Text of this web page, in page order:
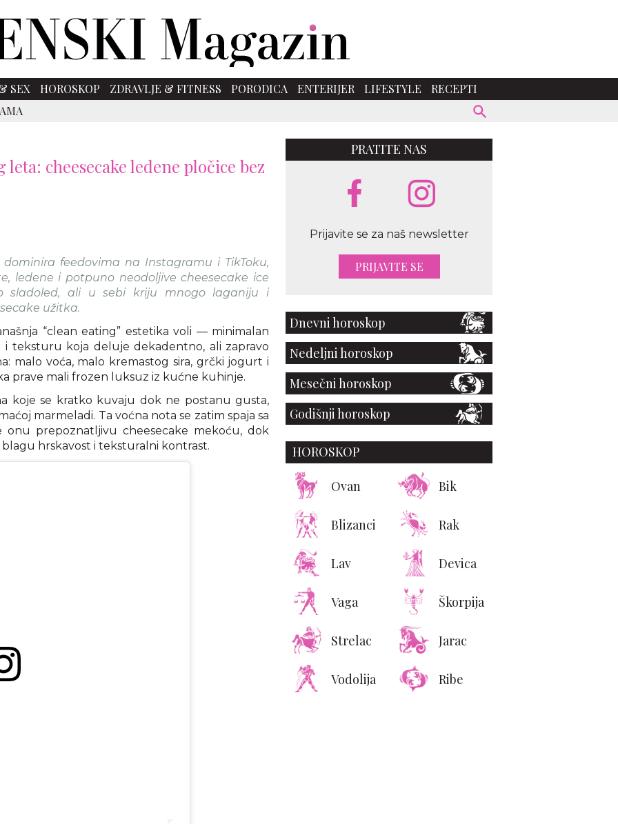
SEX HOROSKOP ZDRAVLJE & FITNESS PORODICA ENTERIJER LIFESTYLE
RECEPTI
cheesecake ledene pločice bez
feedovima na Instagramu i TikToku,
ledene i potpuno neodoljive cheesecake ice
sladoled, ali u sebi kriju mnogo laganiju i
užitka.
“clean eating” estetika voli — minimalan
i teksturu koja deluje dekadentno, ali zapravo
malo voća, malo kremastog sira, grčki jogurt i
prave mali frozen luksuz iz kućne kuhinje.
koje se kratko kuvaju dok ne postanu gusta,
marmeladi. Ta voćna nota se zatim spaja sa
prepoznatljivu cheesecake mekoću, dok
hrskavost i teksturalni kontrast.
PRATITE NAS
Prijavite se za naš newsletter
PRIJAVITE SE
Dnevni horoskop
Nedeljni horoskop
Mesečni horoskop
Godišnji horoskop
HOROSKOP
Ovan Bik
Blizanci Rak
Lav Devica
Vaga Škorpija
Strelac Jarac
Vodolija Ribe